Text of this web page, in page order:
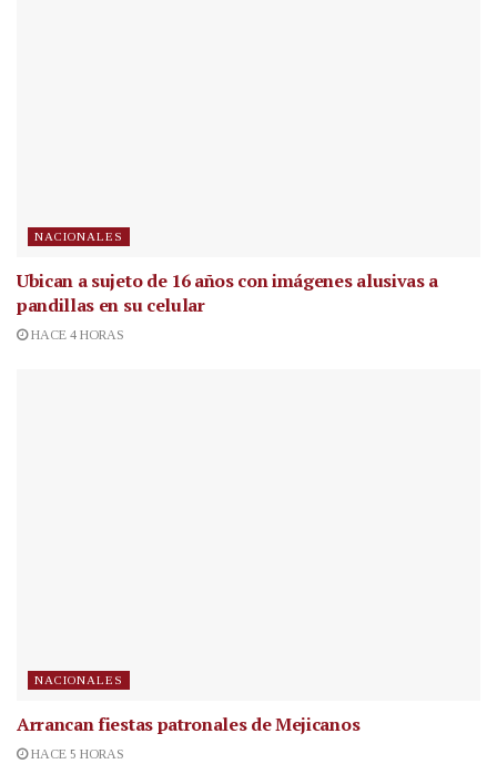
NACIONALES
Ubican a sujeto de 16 años con imágenes alusivas a
pandillas en su celular
HACE 4 HORAS
NACIONALES
Arrancan fiestas patronales de Mejicanos
HACE 5 HORAS